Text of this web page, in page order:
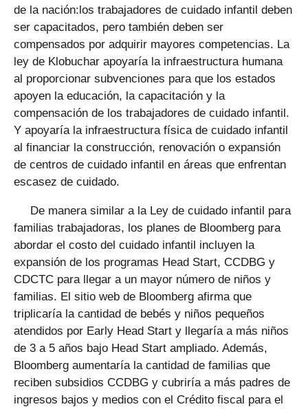
de la nación:los trabajadores de cuidado infantil deben
ser capacitados, pero también deben ser
compensados ​​por adquirir mayores competencias. La
ley de Klobuchar apoyaría la infraestructura humana
al proporcionar subvenciones para que los estados
apoyen la educación, la capacitación y la
compensación de los trabajadores de cuidado infantil.
Y apoyaría la infraestructura física de cuidado infantil
al financiar la construcción, renovación o expansión
de centros de cuidado infantil en áreas que enfrentan
escasez de cuidado.
De manera similar a la Ley de cuidado infantil para
familias trabajadoras, los planes de Bloomberg para
abordar el costo del cuidado infantil incluyen la
expansión de los programas Head Start, CCDBG y
CDCTC para llegar a un mayor número de niños y
familias. El sitio web de Bloomberg afirma que
triplicaría la cantidad de bebés y niños pequeños
atendidos por Early Head Start y llegaría a más niños
de 3 a 5 años bajo Head Start ampliado. Además,
Bloomberg aumentaría la cantidad de familias que
reciben subsidios CCDBG y cubriría a más padres de
ingresos bajos y medios con el Crédito fiscal para el